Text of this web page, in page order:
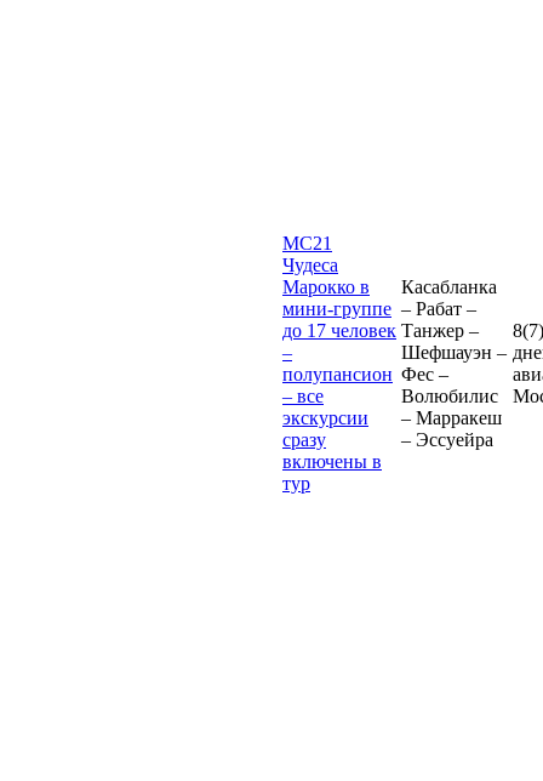
MC21
Чудеса
Марокко в
мини-группе
до 17 человек
–
полупансион
– все
экскурсии
сразу
включены в
тур
Касабланка
– Рабат –
Танжер –
Шефшауэн –
Фес –
Волюбилис
– Марракеш
– Эссуейра
8(7)